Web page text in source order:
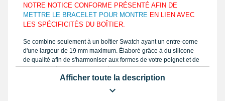
NOTRE NOTICE CONFORME PRÉSENTÉ AFIN DE
METTRE LE BRACELET POUR MONTRE EN LIEN AVEC
LES SPÉCIFICITÉS DU BOÎTIER.
Se combine seulement à un boîtier Swatch ayant un entre-corne
d'une largeur de 19 mm maximum. Élaboré grâce à du silicone
de qualité afin de s'harmoniser aux formes de votre poignet et de
le garder idéalement positionné. Mesurez la mensuration d'un
bracelet pour montre que vous tenez à réparer similaire à notre
guide en vidéo avec une règle et commandez le calibre correct.
Afficher toute la description